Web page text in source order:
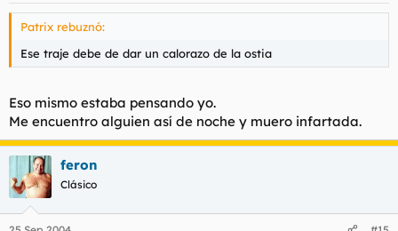
Patrix rebuznó:
Ese traje debe de dar un calorazo de la ostia
Eso mismo estaba pensando yo.
Me encuentro alguien así de noche y muero infartada.
feron
Clásico